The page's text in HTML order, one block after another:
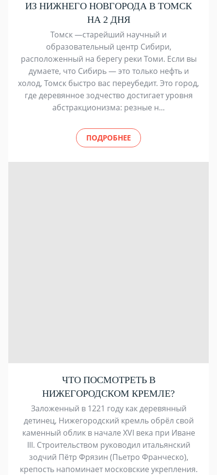
ИЗ НИЖНЕГО НОВГОРОДА В ТОМСК
НА 2 ДНЯ
Томск —старейший научный и
образовательный центр Сибири,
расположенный на берегу реки Томи. Если вы
думаете, что Сибирь — это только нефть и
холод, Томск быстро вас переубедит. Это город,
где деревянное зодчество достигает уровня
абстракционизма: резные н...
ПОДРОБНЕЕ
ЧТО ПОСМОТРЕТЬ В
НИЖЕГОРОДСКОМ КРЕМЛЕ?
Заложенный в 1221 году как деревянный
детинец, Нижегородский кремль обрёл свой
каменный облик в начале XVI века при Иване
III. Строительством руководил итальянский
зодчий Пётр Фрязин (Пьетро Франческо),
крепость напоминает московские укрепления.